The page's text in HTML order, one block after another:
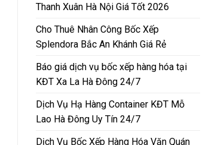
Thanh Xuân Hà Nội Giá Tốt 2026
Cho Thuê Nhân Công Bốc Xếp
Splendora Bắc An Khánh Giá Rẻ
Báo giá dịch vụ bốc xếp hàng hóa tại
KĐT Xa La Hà Đông 24/7
Dịch Vụ Hạ Hàng Container KĐT Mỗ
Lao Hà Đông Uy Tín 24/7
Dịch Vụ Bốc Xếp Hàng Hóa Văn Quán